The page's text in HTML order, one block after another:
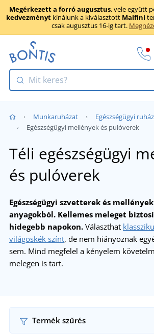
Megérkezett a forró augusztus, vele együtt
kedvezményt kínálunk a kiválasztott Malfini
csak augusztus 16-ig tart.
Munkaruházat
Egészségügyi
Egészségügyi mellények és pulóverek
Téli egészségügyi
és pulóverek
Egészségügyi szvetterek és
anyagokból. Kellemes meleget
hidegebb napokon. Választhat
világoskék színt, de nem hiányoznak
sem. Mind megfelel a kényelem
melegen is tart.
Termék szűrés